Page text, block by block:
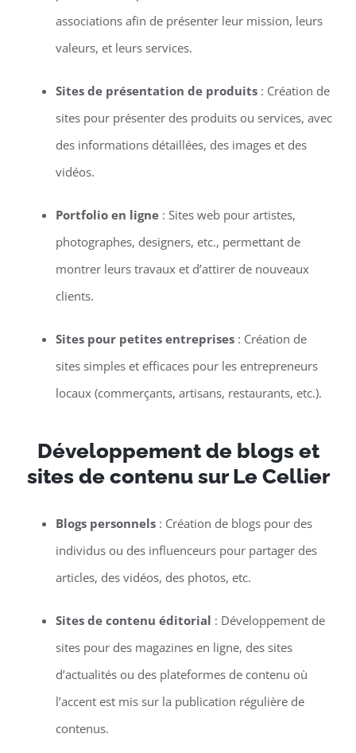
associations afin de présenter leur mission, leurs
valeurs, et leurs services.
Sites de présentation de produits: Création de
sites pour présenter des produits ou services, avec
des informations détaillées, des images et des
vidéos.
Portfolio en ligne: Sites web pour artistes,
photographes, designers, etc., permettant de
montrer leurs travaux et d’attirer de nouveaux
clients.
Sites pour petites entreprises: Création de
sites simples et efficaces pour les entrepreneurs
locaux (commerçants, artisans, restaurants, etc.).
Développement de blogs et
sites de contenu sur Le Cellier
Blogs personnels: Création de blogs pour des
individus ou des influenceurs pour partager des
articles, des vidéos, des photos, etc.
Sites de contenu éditorial : Développement de
sites pour des magazines en ligne, des sites
d’actualités ou des plateformes de contenu où
l’accent est mis sur la publication régulière de
contenus.